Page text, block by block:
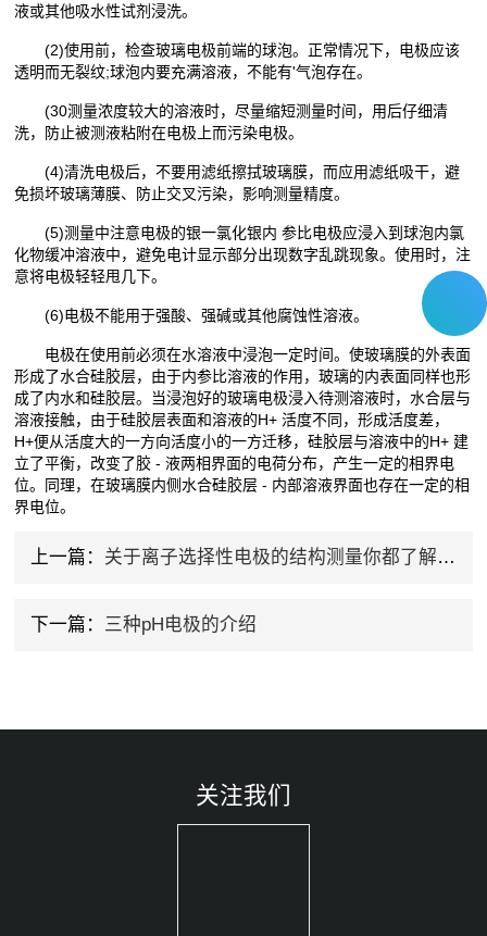
液或其他吸水性试剂浸洗。
(2)使用前，检查玻璃电极前端的球泡。正常情况下，电极应该
透明而无裂纹;球泡内要充满溶液，不能有'气泡存在。
(30测量浓度较大的溶液时，尽量缩短测量时间，用后仔细清
洗，防止被测液粘附在电极上而污染电极。
(4)清洗电极后，不要用滤纸擦拭玻璃膜，而应用滤纸吸干，避
免损坏玻璃薄膜、防止交叉污染，影响测量精度。
(5)测量中注意电极的银一氯化银内 参比电极应浸入到球泡内氯
化物缓冲溶液中，避免电计显示部分出现数字乱跳现象。使用时，注
意将电极轻轻甩几下。
(6)电极不能用于强酸、强碱或其他腐蚀性溶液。
电极在使用前必须在水溶液中浸泡一定时间。使玻璃膜的外表面
形成了水合硅胶层，由于内参比溶液的作用，玻璃的内表面同样也形
成了内水和硅胶层。当浸泡好的玻璃电极浸入待测溶液时，水合层与
溶液接触，由于硅胶层表面和溶液的H+ 活度不同，形成活度差，
H+便从活度大的一方向活度小的一方迁移，硅胶层与溶液中的H+ 建
立了平衡，改变了胶 - 液两相界面的电荷分布，产生一定的相界电
位。同理，在玻璃膜内侧水合硅胶层 - 内部溶液界面也存在一定的相
界电位。
上一篇： 关于离子选择性电极的结构测量你都了解吗？
下一篇： 三种pH电极的介绍
关注我们